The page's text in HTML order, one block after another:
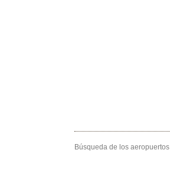
Búsqueda de los